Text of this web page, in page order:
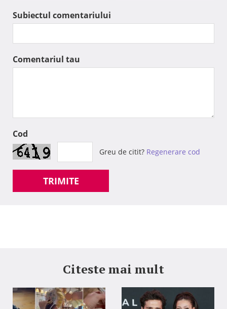
Subiectul comentariului
Comentariul tau
Cod
Greu de citit? Regenerare cod
TRIMITE
Citeste mai mult